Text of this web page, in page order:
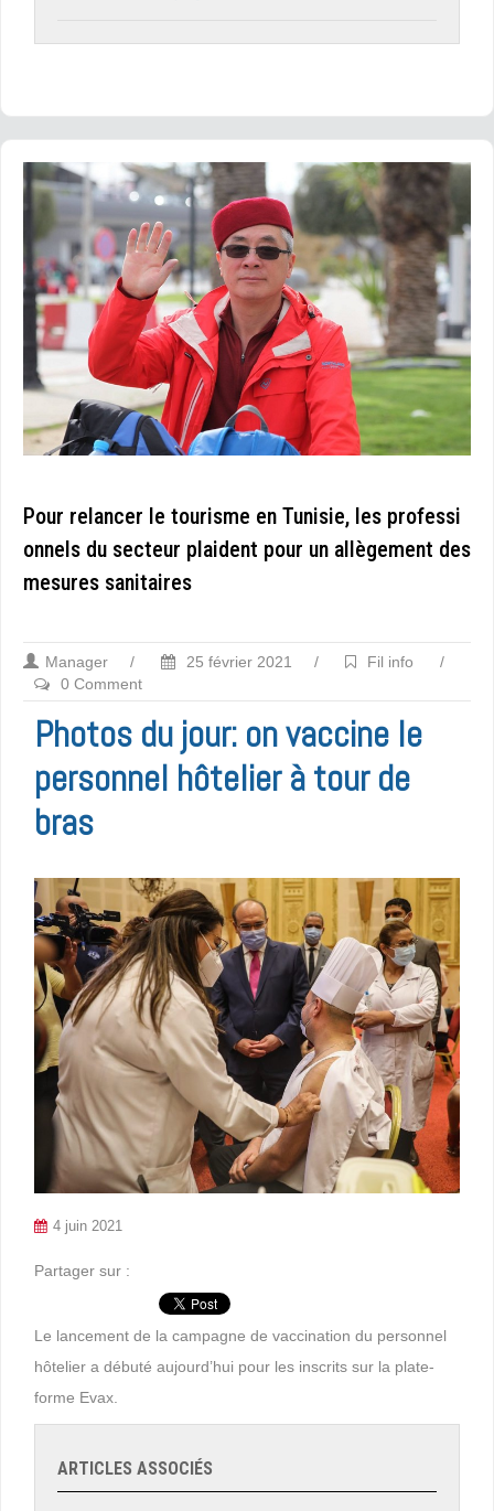
Pour relancer le tourisme en Tunisie, les professi
onnels du secteur plaident pour un allègement des
mesures sanitaires
Manager / 25 février 2021 / Fil info
/
0 Comment
Photos du jour: on vaccine le
personnel hôtelier à tour de
bras
4 juin 2021
Partager sur :
Le lancement de la campagne de vaccination du personnel
hôtelier a débuté aujourd’hui pour les inscrits sur la plate-
forme Evax.
ARTICLES ASSOCIÉS